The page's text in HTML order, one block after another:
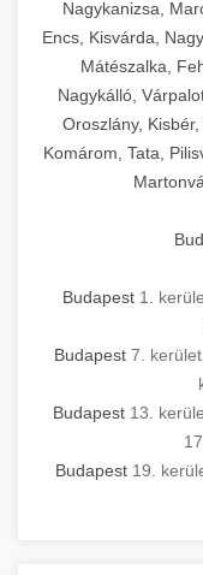
Ipari sütők
használatot,
Ipari
kereskedelmi
acél
Ipari
kereskedelmi
tisztíthatók,
megfelelnek
előírásnak.
állnak
Biztonságos
berendezést
egy
kereskedelmi
és
grillsütők,
kiegészítő
megtalál.
megfelelő
üzembe
garancia,
támogatás
Nagykanizsa,
Encs, Kisvárda,
Mátészalka,
Nagykálló,
Oroszlány,
Komárom, Tata,
Budapest 1.
Budapest 7. kerület,
Budapest 13.
Budapest 19.